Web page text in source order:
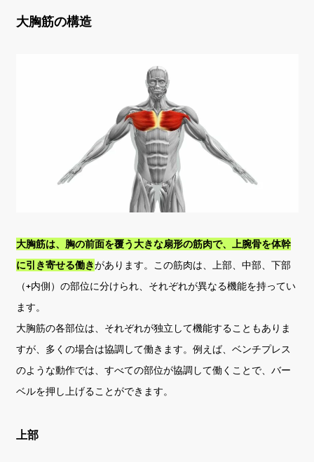
大胸筋の構造
大胸筋は、胸の前面を覆う大きな扇形の筋肉で、上腕骨を体幹
に引き寄せる働きがあります。この筋肉は、上部、中部、下部
（+内側）の部位に分けられ、それぞれが異なる機能を持ってい
ます。
大胸筋の各部位は、それぞれが独立して機能することもありま
すが、多くの場合は協調して働きます。例えば、ベンチプレス
のような動作では、すべての部位が協調して働くことで、バー
ベルを押し上げることができます。
上部